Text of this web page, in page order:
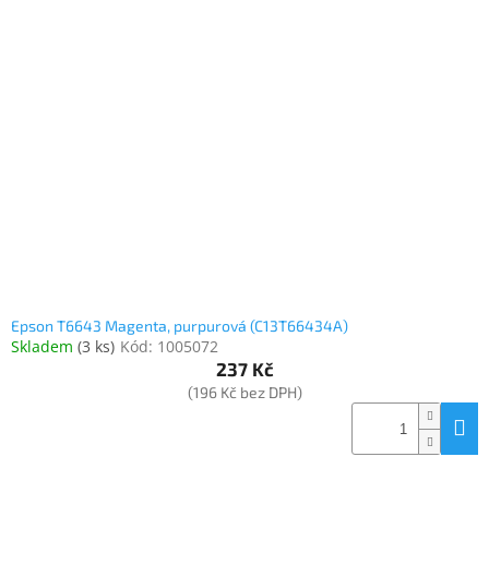
Epson T6643 Magenta, purpurová (C13T66434A)
Skladem (3 ks) Kód: 1005072
237 Kč
(196 Kč bez DPH)